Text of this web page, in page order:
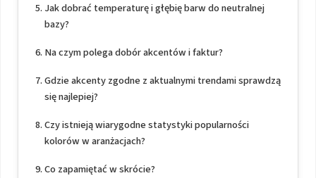
Jak dobrać temperaturę i głębię barw do neutralnej
bazy?
Na czym polega dobór akcentów i faktur?
Gdzie akcenty zgodne z aktualnymi trendami sprawdzą
się najlepiej?
Czy istnieją wiarygodne statystyki popularności
kolorów w aranżacjach?
Co zapamiętać w skrócie?